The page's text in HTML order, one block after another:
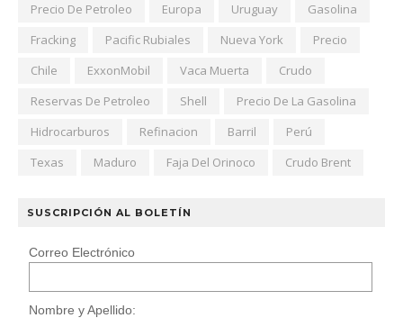
Precio De Petroleo
Europa Uruguay
Gasolina
Fracking
Pacific Rubiales Nueva York
Precio
Chile
ExxonMobil Vaca Muerta
Crudo
Reservas De Petroleo
Shell
Precio De La Gasolina
Hidrocarburos
Refinacion Barril
Perú
Texas
Maduro Faja Del Orinoco Crudo Brent
SUSCRIPCIÓN AL BOLETÍN
Correo Electrónico
Nombre y Apellido: